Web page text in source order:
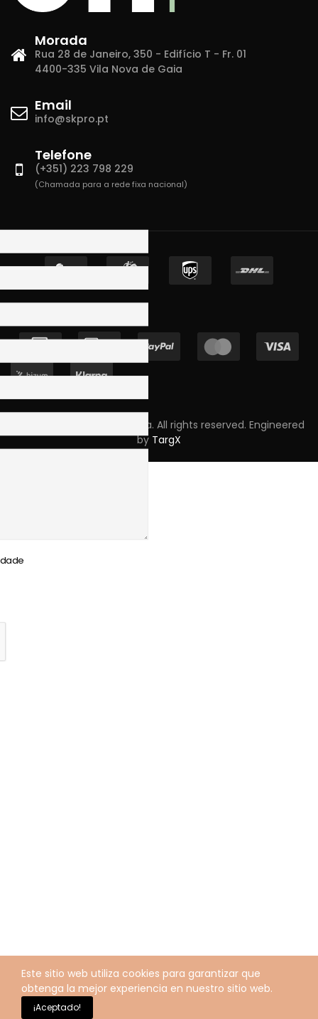
Morada
Rua 28 de Janeiro, 350 - Edifício T - Fr. 01
4400-335 Vila Nova de Gaia
Email
info@skpro.pt
Telefone
(+351) 223 798 229
(Chamada para a rede fixa nacional)
Copyright © 2023 Skpro, Lda. All rights reserved. Engineered
by TargX
Este sitio web utiliza cookies para garantizar que
obtenga la mejor experiencia en nuestro sitio web.
¡Aceptado!